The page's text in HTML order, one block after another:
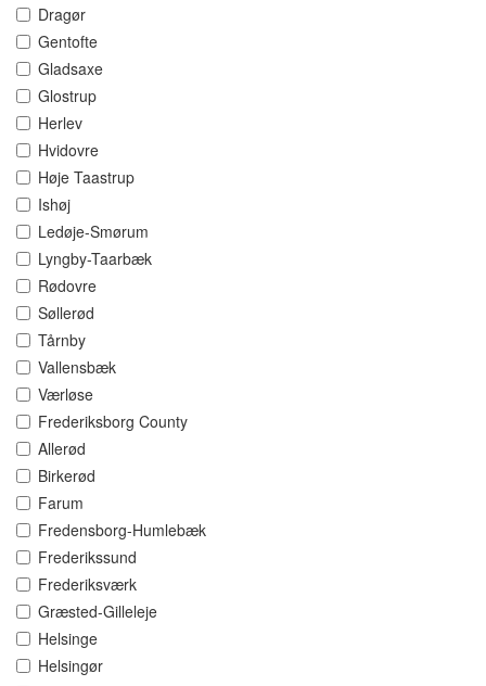
Dragør
Gentofte
Gladsaxe
Glostrup
Herlev
Hvidovre
Høje Taastrup
Ishøj
Ledøje-Smørum
Lyngby-Taarbæk
Rødovre
Søllerød
Tårnby
Vallensbæk
Værløse
Frederiksborg County
Allerød
Birkerød
Farum
Fredensborg-Humlebæk
Frederikssund
Frederiksværk
Græsted-Gilleleje
Helsinge
Helsingør